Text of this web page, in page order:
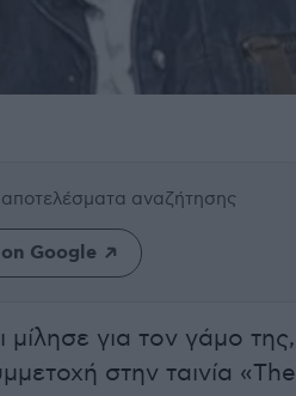
αναζήτησης
Google
για τον γάμο της,
στην ταινία «The